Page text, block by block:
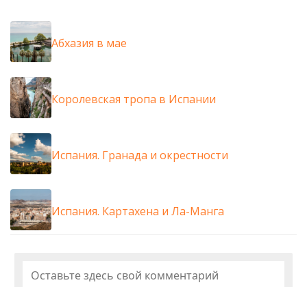
Абхазия в мае
Королевская тропа в Испании
Испания. Гранада и окрестности
Испания. Картахена и Ла-Манга